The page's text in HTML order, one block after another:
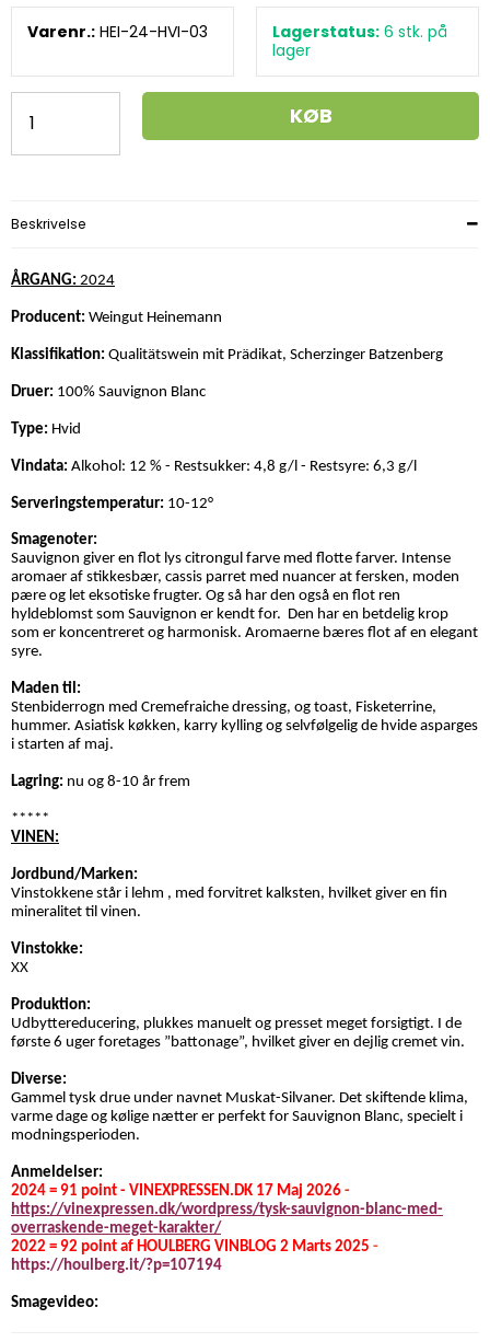
Varenr.: HEI-24-HVI-03 Lagerstatus: 6 stk. på
lager
KØB
Beskrivelse
ÅRGANG: 2024
Producent: Weingut Heinemann
Klassifikation: Qualitätswein mit Prädikat, Scherzinger Batzenberg
Druer: 100% Sauvignon Blanc
Type: Hvid
Vindata: Alkohol: 12 % - Restsukker: 4,8 g/l - Restsyre: 6,3 g/l
Serveringstemperatur: 10-12°
Smagenoter:
Sauvignon giver en flot lys citrongul farve med flotte farver. Intense
aromaer af stikkesbær, cassis parret med nuancer at fersken, moden
pære og let eksotiske frugter. Og så har den også en flot ren
hyldeblomst som Sauvignon er kendt for. Den har en betdelig krop
som er koncentreret og harmonisk. Aromaerne bæres flot af en elegant
syre.
Maden til:
Stenbiderrogn med Cremefraiche dressing, og toast, Fisketerrine,
hummer. Asiatisk køkken, karry kylling og selvfølgelig de hvide asparges
i starten af maj.
Lagring: nu og 8-10 år frem
*****
VINEN:
Jordbund/Marken:
Vinstokkene står i lehm , med forvitret kalksten, hvilket giver en fin
mineralitet til vinen.
Vinstokke:
XX
Produktion:
Udbyttereducering, plukkes manuelt og presset meget forsigtigt. I de
første 6 uger foretages ”battonage”, hvilket giver en dejlig cremet vin.
Diverse:
Gammel tysk drue under navnet Muskat-Silvaner. Det skiftende klima,
varme dage og kølige nætter er perfekt for Sauvignon Blanc, specielt i
modningsperioden.
Anmeldelser:
2024 = 91 point - VINEXPRESSEN.DK 17 Maj 2026 -
https://vinexpressen.dk/wordpress/tysk-sauvignon-blanc-med-
overraskende-meget-karakter/
2022 = 92 point af HOULBERG VINBLOG 2 Marts 2025 -
https://houlberg.it/?p=107194
Smagevideo: